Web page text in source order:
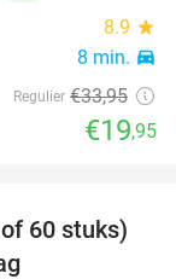
8.9 star
8 min. directions_car
Regulier €33,95
€19,95
49%
60 stuks)